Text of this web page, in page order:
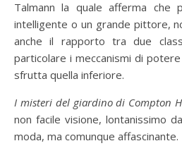
Talmann la quale afferma che
intelligente o un grande pittore,
anche il rapporto tra due
particolare i meccanismi di
sfrutta quella inferiore.
I misteri del giardino di Compton
non facile visione, lontanissimo
moda, ma comunque affascinante.